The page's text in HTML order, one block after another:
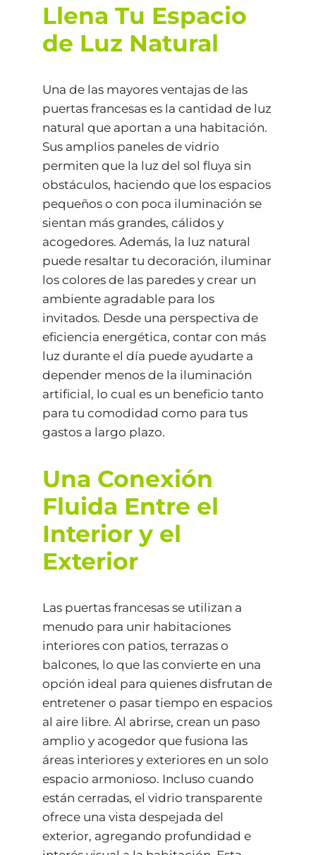
Llena Tu Espacio
de Luz Natural
Una de las mayores ventajas de las
puertas francesas es la cantidad de luz
natural que aportan a una habitación.
Sus amplios paneles de vidrio
permiten que la luz del sol fluya sin
obstáculos, haciendo que los espacios
pequeños o con poca iluminación se
sientan más grandes, cálidos y
acogedores. Además, la luz natural
puede resaltar tu decoración, iluminar
los colores de las paredes y crear un
ambiente agradable para los
invitados. Desde una perspectiva de
eficiencia energética, contar con más
luz durante el día puede ayudarte a
depender menos de la iluminación
artificial, lo cual es un beneficio tanto
para tu comodidad como para tus
gastos a largo plazo.
Una Conexión
Fluida Entre el
Interior y el
Exterior
Las puertas francesas se utilizan a
menudo para unir habitaciones
interiores con patios, terrazas o
balcones, lo que las convierte en una
opción ideal para quienes disfrutan de
entretener o pasar tiempo en espacios
al aire libre. Al abrirse, crean un paso
amplio y acogedor que fusiona las
áreas interiores y exteriores en un solo
espacio armonioso. Incluso cuando
están cerradas, el vidrio transparente
ofrece una vista despejada del
exterior, agregando profundidad e